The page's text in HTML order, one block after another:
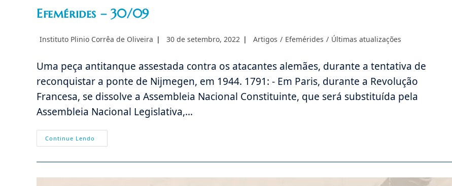
Efemérides – 30/09
Autor
Instituto Plinio Corrêa de Oliveira
Post
30 de setembro, 2022
Categoria
Artigos / Efemérides / Últimas atualizações
Uma peça antitanque assestada contra os atacantes alemães, durante a tentativa de
reconquistar a ponte de Nijmegen, em 1944. 1791: - Em Paris, durante a Revolução
Francesa, se dissolve a Assembleia Nacional Constituinte, que será substituída pela
Assembleia Nacional Legislativa,…
Continue Lendo
–